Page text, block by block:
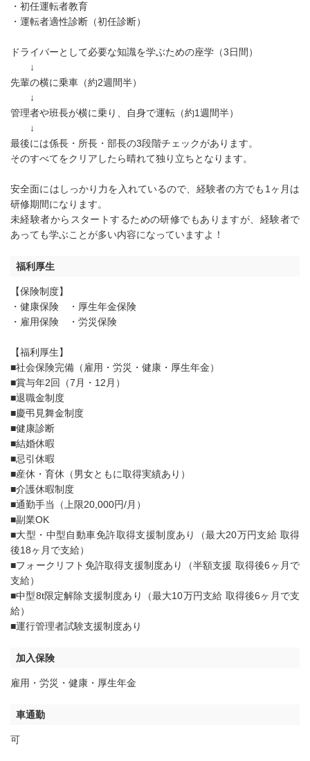
・初任運転者教育
・運転者適性診断（初任診断）
ドライバーとして必要な知識を学ぶための座学（3日間）
↓
先輩の横に乗車（約2週間半）
↓
管理者や班長が横に乗り、自身で運転（約1週間半）
↓
最後には係長・所長・部長の3段階チェックがあります。
そのすべてをクリアしたら晴れて独り立ちとなります。
安全面にはしっかり力を入れているので、経験者の方でも1ヶ月は
研修期間になります。
未経験者からスタートするための研修でもありますが、経験者で
あっても学ぶことが多い内容になっていますよ！
福利厚生
【保険制度】
・健康保険 ・厚生年金保険
・雇用保険 ・労災保険
【福利厚生】
■社会保険完備（雇用・労災・健康・厚生年金）
■賞与年2回（7月・12月）
■退職金制度
■慶弔見舞金制度
■健康診断
■結婚休暇
■忌引休暇
■産休・育休（男女ともに取得実績あり）
■介護休暇制度
■通勤手当（上限20,000円/月）
■副業OK
■大型・中型自動車免許取得支援制度あり（最大20万円支給 取得
後18ヶ月で支給）
■フォークリフト免許取得支援制度あり（半額支援 取得後6ヶ月で
支給）
■中型8t限定解除支援制度あり（最大10万円支給 取得後6ヶ月で支
給）
■運行管理者試験支援制度あり
加入保険
雇用・労災・健康・厚生年金
車通勤
可